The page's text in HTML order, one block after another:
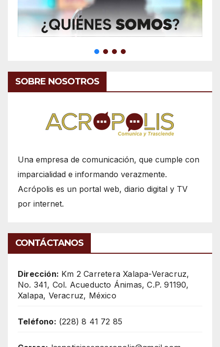
SOBRE NOSOTROS
Una empresa de comunicación, que cumple con
imparcialidad e informando verazmente.
Acrópolis es un portal web, diario digital y TV
por internet.
CONTÁCTANOS
Dirección: Km 2 Carretera Xalapa-Veracruz,
No. 341, Col. Acueducto Ánimas, C.P. 91190,
Xalapa, Veracruz, México
Teléfono: (228) 8 41 72 85